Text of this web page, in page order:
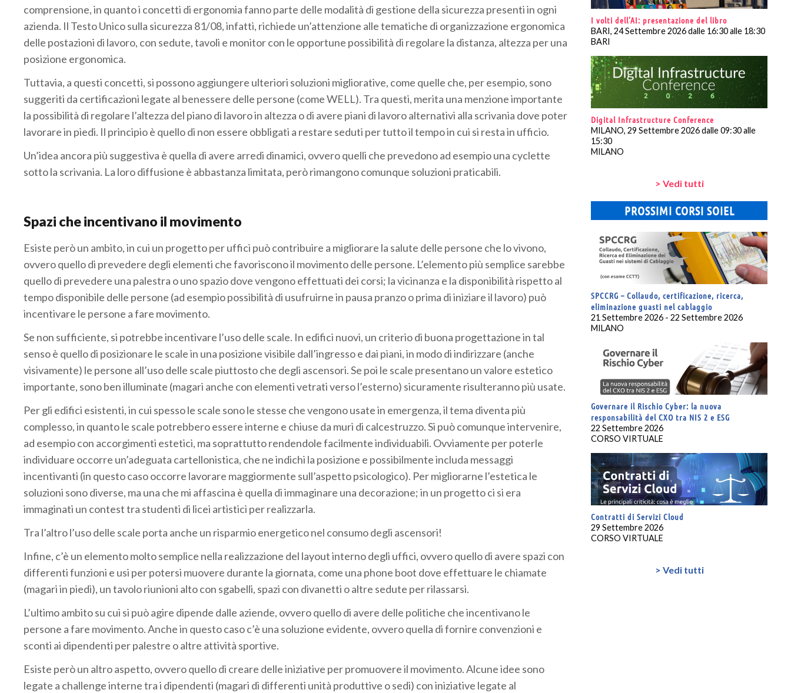
comprensione, in quanto i concetti di ergonomia fanno parte delle modalità di gestione della sicurezza presenti in ogni
azienda. Il Testo Unico sulla sicurezza 81/08, infatti, richiede un’attenzione alle tematiche di organizzazione ergonomica
delle postazioni di lavoro, con sedute, tavoli e monitor con le opportune possibilità di regolare la distanza, altezza per una
posizione ergonomica.
Tuttavia, a questi concetti, si possono aggiungere ulteriori soluzioni migliorative, come quelle che, per esempio, sono
suggeriti da certificazioni legate al benessere delle persone (come WELL). Tra questi, merita una menzione importante
la possibilità di regolare l’altezza del piano di lavoro in altezza o di avere piani di lavoro alternativi alla scrivania dove poter
lavorare in piedi. Il principio è quello di non essere obbligati a restare seduti per tutto il tempo in cui si resta in ufficio.
Un’idea ancora più suggestiva è quella di avere arredi dinamici, ovvero quelli che prevedono ad esempio una cyclette
sotto la scrivania. La loro diffusione è abbastanza limitata, però rimangono comunque soluzioni praticabili.
Spazi che incentivano il movimento
Esiste però un ambito, in cui un progetto per uffici può contribuire a migliorare la salute delle persone che lo vivono,
ovvero quello di prevedere degli elementi che favoriscono il movimento delle persone. L’elemento più semplice sarebbe
quello di prevedere una palestra o uno spazio dove vengono effettuati dei corsi; la vicinanza e la disponibilità rispetto al
tempo disponibile delle persone (ad esempio possibilità di usufruirne in pausa pranzo o prima di iniziare il lavoro) può
incentivare le persone a fare movimento.
Se non sufficiente, si potrebbe incentivare l’uso delle scale. In edifici nuovi, un criterio di buona progettazione in tal
senso è quello di posizionare le scale in una posizione visibile dall’ingresso e dai piani, in modo di indirizzare (anche
visivamente) le persone all’uso delle scale piuttosto che degli ascensori. Se poi le scale presentano un valore estetico
importante, sono ben illuminate (magari anche con elementi vetrati verso l’esterno) sicuramente risulteranno più usate.
Per gli edifici esistenti, in cui spesso le scale sono le stesse che vengono usate in emergenza, il tema diventa più
complesso, in quanto le scale potrebbero essere interne e chiuse da muri di calcestruzzo. Si può comunque intervenire,
ad esempio con accorgimenti estetici, ma soprattutto rendendole facilmente individuabili. Ovviamente per poterle
individuare occorre un’adeguata cartellonistica, che ne indichi la posizione e possibilmente includa messaggi
incentivanti (in questo caso occorre lavorare maggiormente sull’aspetto psicologico). Per migliorarne l’estetica le
soluzioni sono diverse, ma una che mi affascina è quella di immaginare una decorazione; in un progetto ci si era
immaginati un contest tra studenti di licei artistici per realizzarla.
Tra l’altro l’uso delle scale porta anche un risparmio energetico nel consumo degli ascensori!
Infine, c’è un elemento molto semplice nella realizzazione del layout interno degli uffici, ovvero quello di avere spazi con
differenti funzioni e usi per potersi muovere durante la giornata, come una phone boot dove effettuare le chiamate
(magari in piedi), un tavolo riunioni alto con sgabelli, spazi con divanetti o altre sedute per rilassarsi.
L’ultimo ambito su cui si può agire dipende dalle aziende, ovvero quello di avere delle politiche che incentivano le
persone a fare movimento. Anche in questo caso c’è una soluzione evidente, ovvero quella di fornire convenzioni e
sconti ai dipendenti per palestre o altre attività sportive.
Esiste però un altro aspetto, ovvero quello di creare delle iniziative per promuovere il movimento. Alcune idee sono
legate a challenge interne tra i dipendenti (magari di differenti unità produttive o sedi) con iniziative legate al
I volti dell’AI: presentazione del libro
BARI, 24 Settembre 2026 dalle 16:30 alle 18:30
BARI
Digital Infrastructure Conference
MILANO, 29 Settembre 2026 dalle 09:30 alle
15:30
MILANO
> Vedi tutti
PROSSIMI CORSI SOIEL
SPCCRG – Collaudo, certificazione, ricerca,
eliminazione guasti nel cablaggio
21 Settembre 2026 - 22 Settembre 2026
MILANO
Governare il Rischio Cyber: la nuova
responsabilità del CXO tra NIS 2 e ESG
22 Settembre 2026
CORSO VIRTUALE
Contratti di Servizi Cloud
29 Settembre 2026
CORSO VIRTUALE
> Vedi tutti